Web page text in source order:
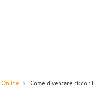
Online
Come diventare ricco : I